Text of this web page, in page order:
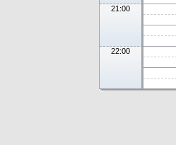
21:00
22:00